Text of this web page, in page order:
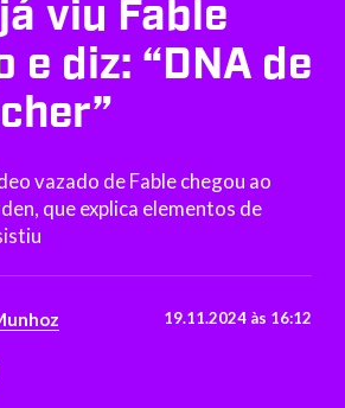
viu Fable
e diz: “DNA de
vazado de Fable chegou ao
que explica elementos de
19.11.2024 às 16:12